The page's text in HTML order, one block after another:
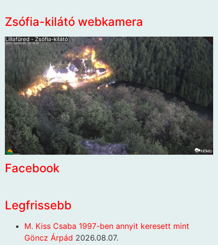
Zsófia-kilátó webkamera
Facebook
Legfrissebb
M. Kiss Csaba 1997-ben annyit keresett mint
Göncz Árpád 2026.08.07.